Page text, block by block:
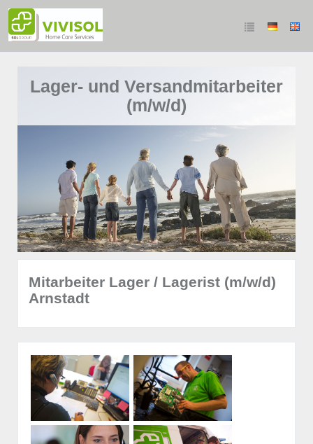
Lager- und Versandmitarbeiter
(m/w/d)
Mitarbeiter Lager / Lagerist (m/w/d)
Arnstadt